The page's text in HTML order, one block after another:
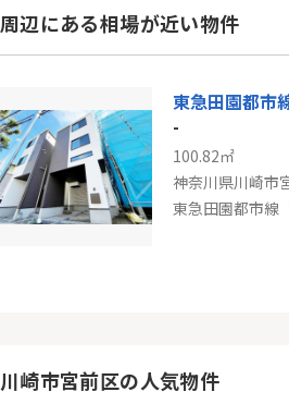
周辺にある相場が近い物件
-
100.82㎡
神奈川県川崎市
神奈川県横浜市
東急東横線「菊
川崎市宮前区の人気物件